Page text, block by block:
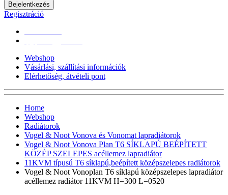
Bejelentkezés
Regisztráció
Webshop
Vásárlási, szállítási információk
Elérhetőség, átvételi pont
Home
Webshop
Radiátorok
Vogel & Noot Vonova és Vonomat lapradiátorok
Vogel & Noot Vonova Plan T6 SÍKLAPÚ BEÉPÍTETT
KÖZÉP SZELEPES acéllemez lapradiátor
11KVM típusú T6 síklapú,beépített középszelepes radiátorok
Vogel & Noot Vonoplan T6 síklapú középszelepes lapradiátor
acéllemez radiátor 11KVM H=300 L=0520